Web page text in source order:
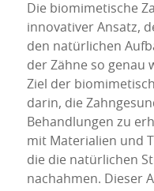
Die biomimetische
innovativer Ansatz,
den natürlichen
der Zähne so genau
Ziel der
darin, die
Behandlungen zu
mit Materialien und
die die natürlichen
nachahmen. Dieser